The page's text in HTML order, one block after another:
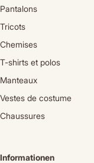
Pantalons
Tricots
Chemises
T-shirts et polos
Manteaux
Vestes de costume
Chaussures
Informationen